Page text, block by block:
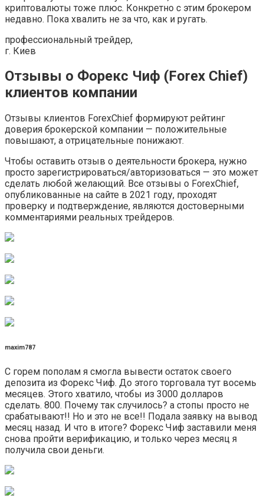
криптовалюты тоже плюс. Конкретно с этим брокером
недавно. Пока хвалить не за что, как и ругать.
профессиональный трейдер,
г. Киев
Отзывы о Форекс Чиф (Forex Chief)
клиентов компании
Отзывы клиентов ForexChief формируют рейтинг
доверия брокерской компании — положительные
повышают, а отрицательные понижают.
Чтобы оставить отзыв о деятельности брокера, нужно
просто зарегистрироваться/авторизоваться — это может
сделать любой желающий. Все отзывы о ForexChief,
опубликованные на сайте в 2021 году, проходят
проверку и подтверждение, являются достоверными
комментариями реальных трейдеров.
maxim787
С горем пополам я смогла вывести остаток своего
депозита из Форекс Чиф. До этого торговала тут восемь
месяцев. Этого хватило, чтобы из 3000 долларов
сделать. 800. Почему так случилось? а стопы просто не
срабатывают!! Но и это не все!! Подала заявку на вывод
месяц назад. И что в итоге? Форекс Чиф заставили меня
снова пройти верификацию, и только через месяц я
получила свои деньги.